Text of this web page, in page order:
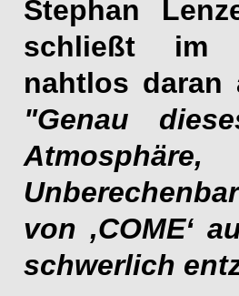
Stephan
schließt im
nahtlos
"Genau
von ‚COME‘
schwerlich